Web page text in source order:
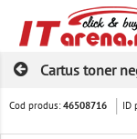
Cartus toner
Cod produs:46508716 ID